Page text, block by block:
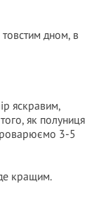
дном, в
яскравим,
як полуниця
3-5
кращим.